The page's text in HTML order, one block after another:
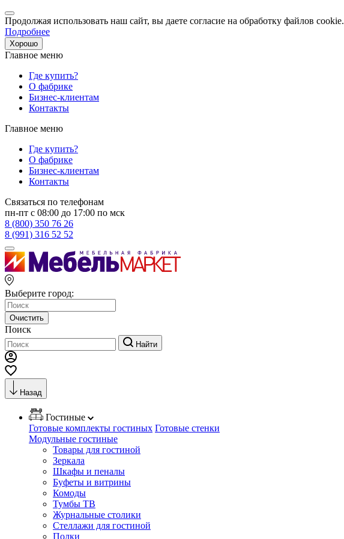
Продолжая использовать наш сайт, вы даете согласие на обработку файлов cookie.
Подробнее
Хорошо
Главное меню
Где купить?
О фабрике
Бизнес-клиентам
Контакты
Главное меню
Где купить?
О фабрике
Бизнес-клиентам
Контакты
Связаться по телефонам
пн-пт с 08:00 до 17:00 по мск
8 (800) 350 76 26
8 (991) 316 52 52
Выберите город:
Очистить
Поиск
Найти
Назад
Гостиные
Готовые комплекты гостиных Готовые стенки
Модульные гостиные
Товары для гостиной
Зеркала
Шкафы и пеналы
Буфеты и витрины
Комоды
Тумбы ТВ
Журнальные столики
Стеллажи для гостиной
Полки